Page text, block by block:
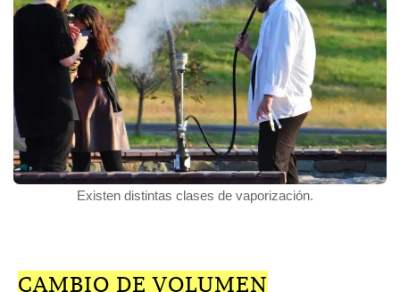
Existen distintas clases de vaporización.
CAMBIO DE VOLUMEN